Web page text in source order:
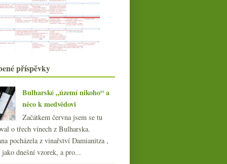
Vinaart a jeho mladá vína
Třináctiletý splín vinného
masochismu
Televizní vinařská reality show
Slavili jste Vavřince?
Ameriky
Kč v maloobcho...
Bourgogne Rouge jako Gamay z
Beaujolais?
Rudý fantom Burgenlandu
Mušle a (nejen) trapistická piva
Cuketové carpaccio k letnímu těkání
července(18)
příspěvky
Bulharské „území nikoho“ a
něco k medvědovi
Začátkem června jsem se tu
o třech vínech z Bulharska.
pocházela z vinařství Damianitza ,
jako dnešní vzorek, a pro...